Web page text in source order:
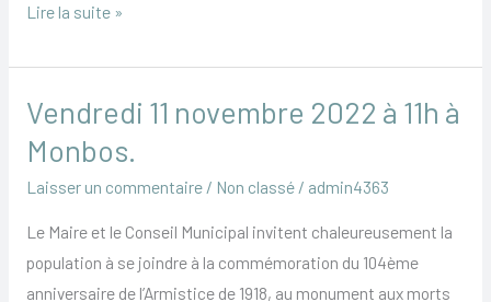
Lire la suite »
Vendredi 11 novembre 2022 à 11h à
Monbos.
Laisser un commentaire / Non classé/ admin4363
Le Maire et le Conseil Municipal invitent chaleureusement la
population à se joindre à la commémoration du 104ème
anniversaire de l’Armistice de 1918, au monument aux morts
Vendredi
11
novembre
2022
à
11h
à